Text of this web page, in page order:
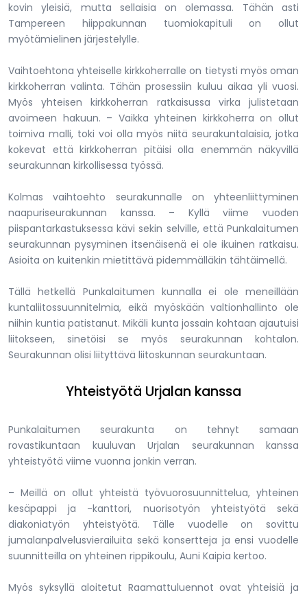
kovin yleisiä, mutta sellaisia on olemassa. Tähän asti
Tampereen hiippakunnan tuomiokapituli on ollut
myötämielinen järjestelylle.
Vaihtoehtona yhteiselle kirkkoherralle on tietysti myös oman
kirkkoherran valinta. Tähän prosessiin kuluu aikaa yli vuosi.
Myös yhteisen kirkkoherran ratkaisussa virka julistetaan
avoimeen hakuun. – Vaikka yhteinen kirkkoherra on ollut
toimiva malli, toki voi olla myös niitä seurakuntalaisia, jotka
kokevat että kirkkoherran pitäisi olla enemmän näkyvillä
seurakunnan kirkollisessa työssä.
Kolmas vaihtoehto seurakunnalle on yhteenliittyminen
naapuriseurakunnan kanssa. – Kyllä viime vuoden
piispantarkastuksessa kävi sekin selville, että Punkalaitumen
seurakunnan pysyminen itsenäisenä ei ole ikuinen ratkaisu.
Asioita on kuitenkin mietittävä pidemmälläkin tähtäimellä.
Tällä hetkellä Punkalaitumen kunnalla ei ole meneillään
kuntaliitossuunnitelmia, eikä myöskään valtionhallinto ole
niihin kuntia patistanut. Mikäli kunta jossain kohtaan ajautuisi
liitokseen, sinetöisi se myös seurakunnan kohtalon.
Seurakunnan olisi liityttävä liitoskunnan seurakuntaan.
Yhteistyötä Urjalan kanssa
Punkalaitumen seurakunta on tehnyt samaan
rovastikuntaan kuuluvan Urjalan seurakunnan kanssa
yhteistyötä viime vuonna jonkin verran.
– Meillä on ollut yhteistä työvuorosuunnittelua, yhteinen
kesäpappi ja -kanttori, nuorisotyön yhteistyötä sekä
diakoniatyön yhteistyötä. Tälle vuodelle on sovittu
jumalanpalvelusvierailuita sekä konsertteja ja ensi vuodelle
suunnitteilla on yhteinen rippikoulu, Auni Kaipia kertoo.
Myös syksyllä aloitetut Raamattuluennot ovat yhteisiä ja